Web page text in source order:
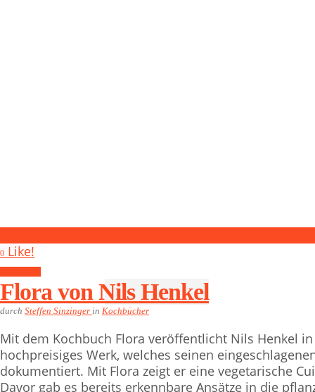
0 Like!
Flora von Nils Henkel
durch Steffen Sinzinger in Kochbücher
Mit dem Kochbuch Flora veröffentlicht Nils Henkel
hochpreisiges Werk, welches seinen
dokumentiert. Mit Flora zeigt er eine vegetarische
Davor gab es bereits erkennbare Ansätze in die